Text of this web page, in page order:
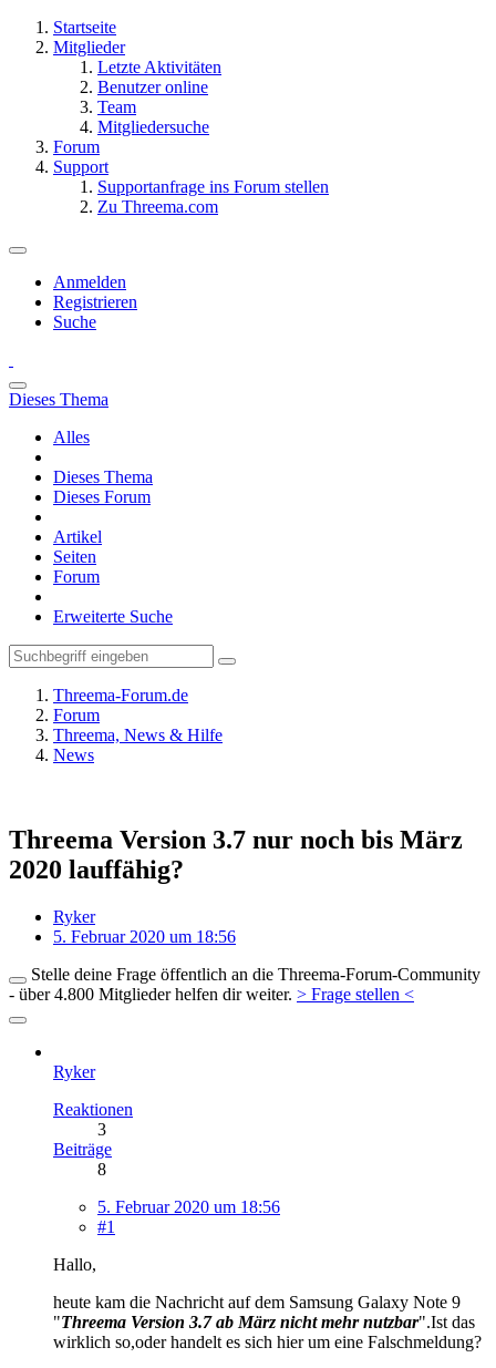
Startseite
Mitglieder
Letzte Aktivitäten
Benutzer online
Team
Mitgliedersuche
Forum
Support
Supportanfrage ins Forum stellen
Zu Threema.com
Anmelden
Registrieren
Suche
Dieses Thema
Alles
Dieses Thema
Dieses Forum
Artikel
Seiten
Forum
Erweiterte Suche
Threema-Forum.de
Forum
Threema, News & Hilfe
News
Threema Version 3.7 nur noch bis März
2020 lauffähig?
Ryker
5. Februar 2020 um 18:56
Stelle deine Frage öffentlich an die Threema-Forum-Community
- über 4.800 Mitglieder helfen dir weiter. > Frage stellen <
Ryker
Reaktionen
3
Beiträge
8
5. Februar 2020 um 18:56
#1
Hallo,
heute kam die Nachricht auf dem Samsung Galaxy Note 9
"Threema Version 3.7 ab März nicht mehr nutzbar".Ist das
wirklich so,oder handelt es sich hier um eine Falschmeldung?